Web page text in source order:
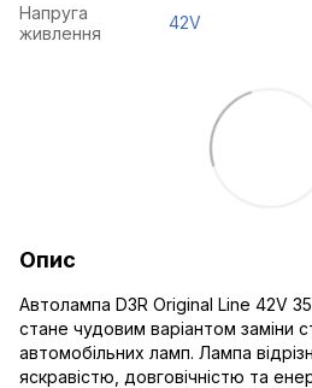
Напруга
живлення
42V
Опис
Автолампа D3R Original Line 42V
стане чудовим варіантом заміни
автомобільних ламп. Лампа
яскравістю, довговічністю та